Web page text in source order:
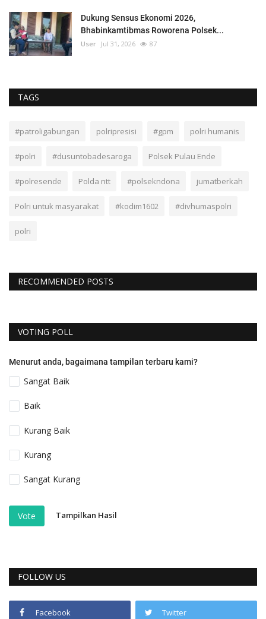
Dukung Sensus Ekonomi 2026,
Bhabinkamtibmas Roworena Polsek...
User Jul 31, 2026 87
TAGS
#patroligabungan polripresisi #gpm polri humanis
#polri #dusuntobadesaroga Polsek Pulau Ende
#polresende Polda ntt #polsekndona jumatberkah
Polri untuk masyarakat #kodim1602 #divhumaspolri
polri
RECOMMENDED POSTS
VOTING POLL
Menurut anda, bagaimana tampilan terbaru kami?
Sangat Baik
Baik
Kurang Baik
Kurang
Sangat Kurang
Vote Tampilkan Hasil
FOLLOW US
Facebook Twitter